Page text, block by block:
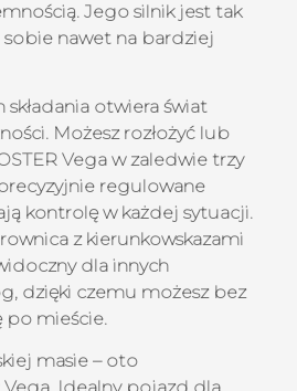
Jego silnik jest tak
nawet na bardziej
otwiera świat
Możesz rozłożyć lub
Vega w zaledwie trzy
regulowane
kontrolę w każdej sytuacji.
z kierunkowskazami
dla innych
dzięki czemu możesz bez
po mieście.
masie – oto